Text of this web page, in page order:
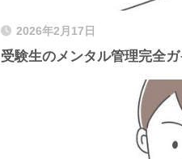
2026年2月17日
受験生のメンタル管理完全